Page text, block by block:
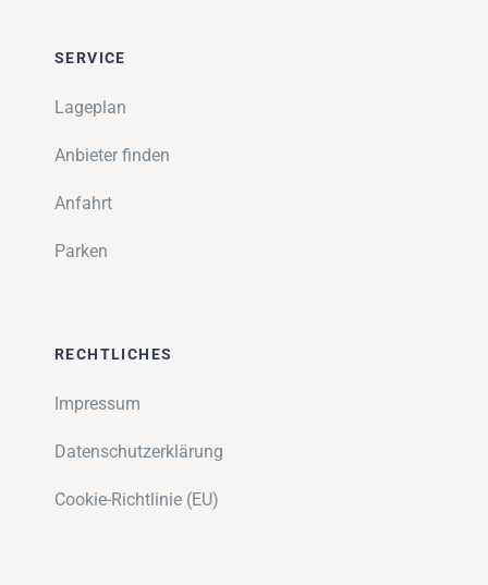
SERVICE
Lageplan
Anbieter finden
Anfahrt
Parken
RECHTLICHES
Impressum
Datenschutzerklärung
Cookie-Richtlinie (EU)